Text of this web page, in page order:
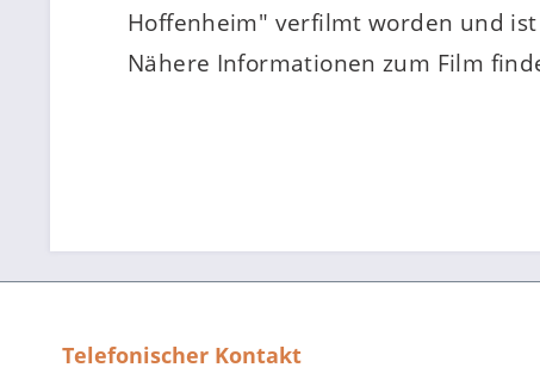
Hoffenheim" verfilmt worden und
Nähere Informationen zum Film
Telefonischer Kontakt